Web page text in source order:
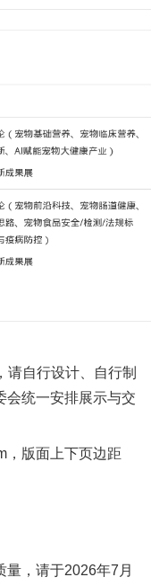
请自行设计、自行制
会统一安排展示与交
，版面上下页边距
，请于2026年7月